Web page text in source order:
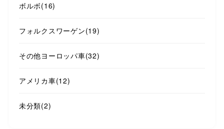
ボルボ(16)
フォルクスワーゲン(19)
その他ヨーロッパ車(32)
アメリカ車(12)
未分類(2)